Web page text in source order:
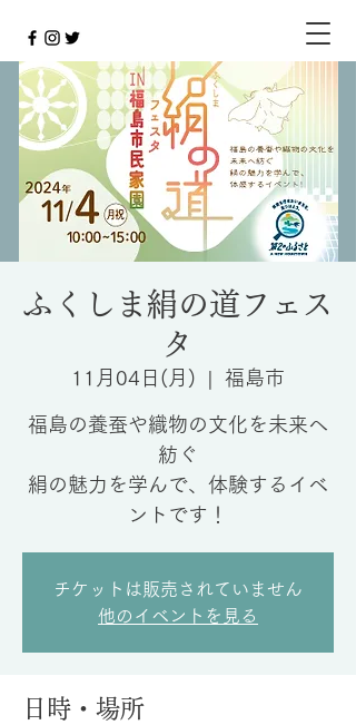
ふくしま絹の道フェス
タ
11月04日(月)
  |
福島市
福島の養蚕や織物の文化を未来へ
紡ぐ
絹の魅力を学んで、体験するイベ
ントです！
チケットは販売されていません
他のイベントを見る
日時・場所